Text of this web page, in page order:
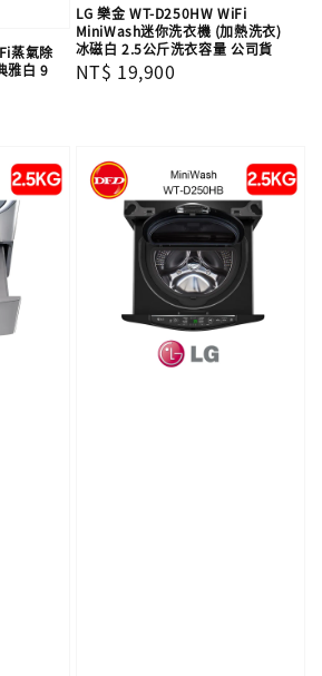
蒸氣除
雅白 9
LG 樂金 WT-D250HW WiFi
MiniWash迷你洗衣機 (加熱洗衣)
冰磁白 2.5公斤洗衣容量 公司貨
Regular
NT$ 19,900